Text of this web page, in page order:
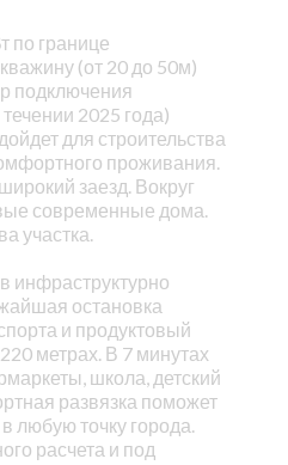
по границе
(от 20 до 50м)
подключения
2025 года)
для строительства
проживания.
заезд. Вокруг
современные дома.
участка.
инфраструктурно
остановка
и продуктовый
метрах. В 7 минутах
школа, детский
развязка поможет
любую точку города.
расчета и под